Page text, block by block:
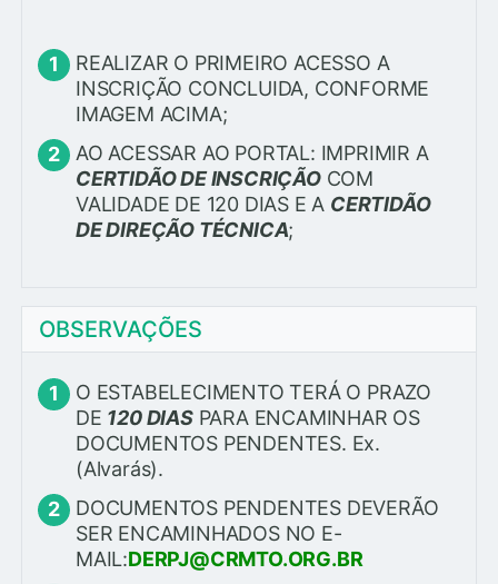
REALIZAR O PRIMEIRO ACESSO A
INSCRIÇÃO CONCLUIDA, CONFORME
IMAGEM ACIMA;
AO ACESSAR AO PORTAL: IMPRIMIR A
CERTIDÃO DE INSCRIÇÃOCOM
VALIDADE DE 120 DIAS E A CERTIDÃO
DE DIREÇÃO TÉCNICA;
OBSERVAÇÕES
O ESTABELECIMENTO TERÁ O PRAZO
DE 120 DIASPARA ENCAMINHAR OS
DOCUMENTOS PENDENTES. Ex.
(Alvarás).
DOCUMENTOS PENDENTES DEVERÃO
SER ENCAMINHADOS NO E-
MAIL:DERPJ@CRMTO.ORG.BR